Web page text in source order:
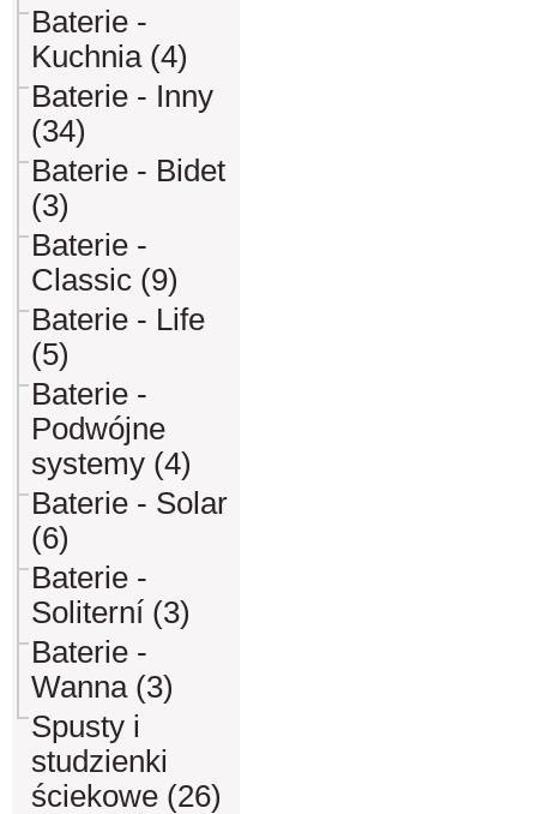
Baterie -
Kuchnia (4)
Baterie - Inny
(34)
Baterie - Bidet
(3)
Baterie -
Classic (9)
Baterie - Life
(5)
Baterie -
Podwójne
systemy (4)
Baterie - Solar
(6)
Baterie -
Soliterní (3)
Baterie -
Wanna (3)
Spusty i
studzienki
ściekowe (26)